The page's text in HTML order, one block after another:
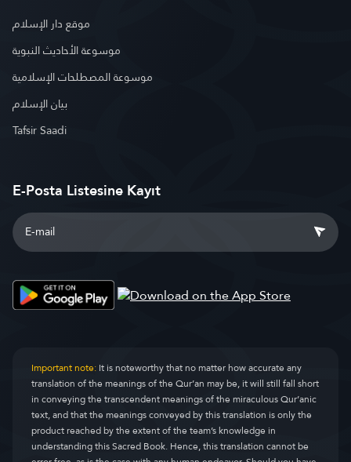
موقع دار الإسلام
موسوعة الأحاديث النبوية
موسوعة المصطلحات الإسلامية
بيان الإسلام
Tafsir Saadi
E-Posta Listesine Kayıt
Important note:It is noteworthy that no matter how accurate any
translation of the meanings of the Qur’an may be, it will still fall short
in conveying the transcendent meanings of the miraculous Qur’anic
text, and that the meanings conveyed by this translation is only the
product reached by the extent of the team’s knowledge in
understanding this Sacred Book. Hence, this translation cannot be